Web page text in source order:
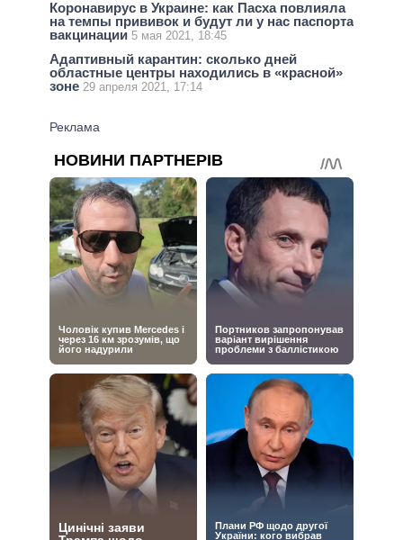
Коронавирус в Украине: как Пасха повлияла
на темпы прививок и будут ли у нас паспорта
вакцинации 5 мая 2021, 18:45
Адаптивный карантин: сколько дней
областные центры находились в «красной»
зоне 29 апреля 2021, 17:14